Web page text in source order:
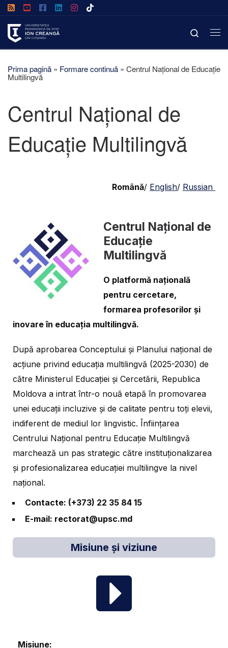
Afișează întregul conținut
Search
Prima pagină » Formare continuă » Centrul Național de Educație
Multilingvă
Centrul Național de
Educație Multilingvă
Română/ English/ Russian
Centrul Național de
Educație
Multilingvă
O platformă națională
pentru cercetare,
formarea profesorilor și
inovare în educația multilingvă.
După aprobarea Conceptului și Planului național de
acțiune privind educația multilingvă (2025-2030) de
către Ministerul Educației și Cercetării, Republica
Moldova a intrat într-o nouă etapă în promovarea
unei educații incluzive și de calitate pentru toți elevii,
indiferent de mediul lor lingvistic. Înființarea
Centrului Național pentru Educație Multilingvă
marchează un pas strategic către instituționalizarea
și profesionalizarea educației multilingve la nivel
național.
Contacte: (+373) 22 35 84 15
E-mail: rectorat@upsc.md
Misiune și viziune
Misiune: